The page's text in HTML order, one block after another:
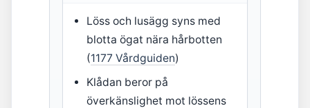
Löss och lusägg syns med
blotta ögat nära hårbotten
(1177 Vårdguiden)
Klådan beror på
överkänslighet mot lössens